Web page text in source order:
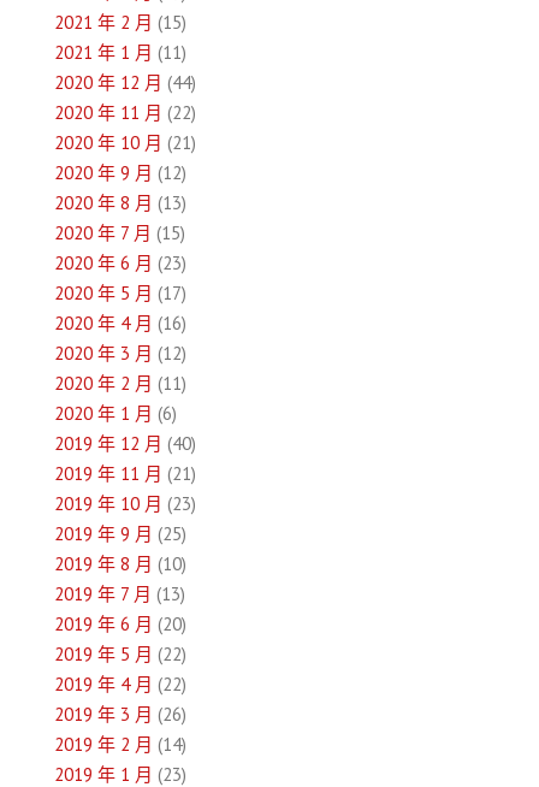
2021 年 2 月 (15)
2021 年 1 月 (11)
2020 年 12 月 (44)
2020 年 11 月 (22)
2020 年 10 月 (21)
2020 年 9 月 (12)
2020 年 8 月 (13)
2020 年 7 月 (15)
2020 年 6 月 (23)
2020 年 5 月 (17)
2020 年 4 月 (16)
2020 年 3 月 (12)
2020 年 2 月 (11)
2020 年 1 月 (6)
2019 年 12 月 (40)
2019 年 11 月 (21)
2019 年 10 月 (23)
2019 年 9 月 (25)
2019 年 8 月 (10)
2019 年 7 月 (13)
2019 年 6 月 (20)
2019 年 5 月 (22)
2019 年 4 月 (22)
2019 年 3 月 (26)
2019 年 2 月 (14)
2019 年 1 月 (23)